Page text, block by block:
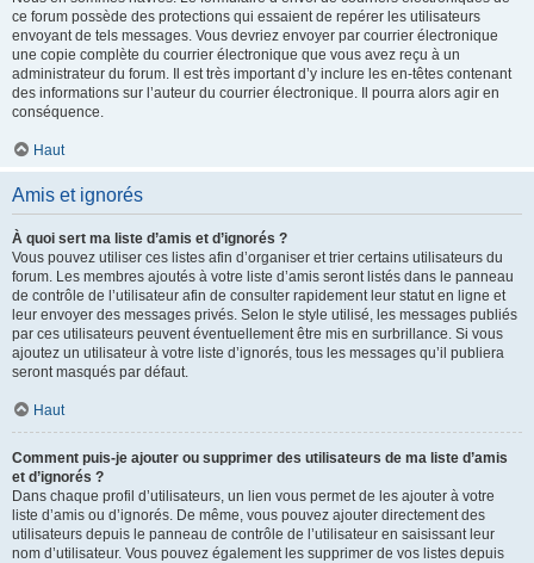
ce forum possède des protections qui essaient de repérer les utilisateurs
envoyant de tels messages. Vous devriez envoyer par courrier électronique
une copie complète du courrier électronique que vous avez reçu à un
administrateur du forum. Il est très important d’y inclure les en-têtes contenant
des informations sur l’auteur du courrier électronique. Il pourra alors agir en
conséquence.
Haut
Amis et ignorés
À quoi sert ma liste d’amis et d’ignorés ?
Vous pouvez utiliser ces listes afin d’organiser et trier certains utilisateurs du
forum. Les membres ajoutés à votre liste d’amis seront listés dans le panneau
de contrôle de l’utilisateur afin de consulter rapidement leur statut en ligne et
leur envoyer des messages privés. Selon le style utilisé, les messages publiés
par ces utilisateurs peuvent éventuellement être mis en surbrillance. Si vous
ajoutez un utilisateur à votre liste d’ignorés, tous les messages qu’il publiera
seront masqués par défaut.
Haut
Comment puis-je ajouter ou supprimer des utilisateurs de ma liste d’amis
et d’ignorés ?
Dans chaque profil d’utilisateurs, un lien vous permet de les ajouter à votre
liste d’amis ou d’ignorés. De même, vous pouvez ajouter directement des
utilisateurs depuis le panneau de contrôle de l’utilisateur en saisissant leur
nom d’utilisateur. Vous pouvez également les supprimer de vos listes depuis